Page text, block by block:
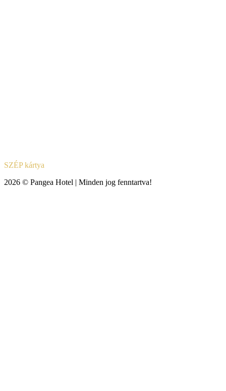
SZÉP kártya
2026 © Pangea Hotel | Minden jog fenntartva!